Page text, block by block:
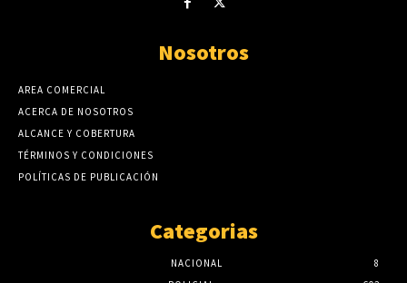
Nosotros
AREA COMERCIAL
ACERCA DE NOSOTROS
ALCANCE Y COBERTURA
TÉRMINOS Y CONDICIONES
POLÍTICAS DE PUBLICACIÓN
Categorias
NACIONAL
8